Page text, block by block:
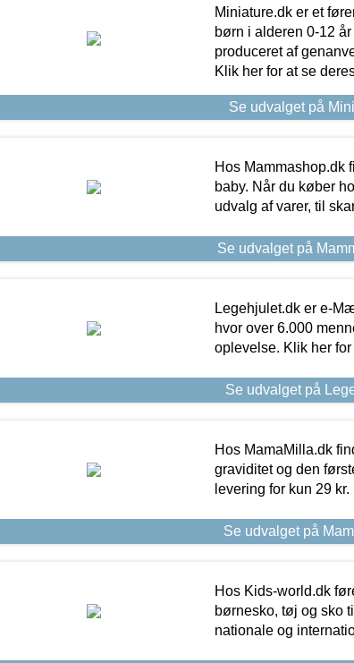
Miniature.dk er et
børn i alderen 0-12
produceret af
Klik her for at se
Se udvalget på
Hos Mammashop.dk
baby. Når du køber
udvalg af varer, til
Se udvalget på
Legehjulet.dk er e-
hvor over 6.000
oplevelse. Klik her
Se udvalget på
Hos MamaMilla.dk
graviditet og den
levering for kun 29
Se udvalget på
Hos Kids-world.dk
børnesko, tøj og sko
nationale og